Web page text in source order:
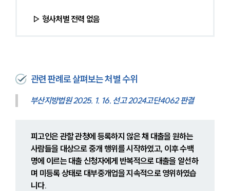
▷ 형사처벌 전력 없음
관련 판례로 살펴보는 처벌 수위
부산지방법원 2025. 1. 16. 선고 2024고단4062 판결
피고인은 관할 관청에 등록하지 않은 채 대출을 원하는
사람들을 대상으로 중개 행위를 시작하였고, 이후 수백
명에 이르는 대출 신청자에게 반복적으로 대출을 알선하
며 미등록 상태로 대부중개업을 지속적으로 영위하였습
니다.